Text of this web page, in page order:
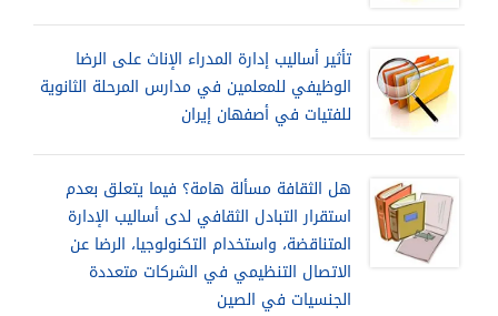
تأثير أساليب إدارة المدراء الإناث على الرضا
الوظيفي للمعلمين في مدارس المرحلة الثانوية
للفتيات في أصفهان إيران
هل الثقافة مسألة هامة؟ فيما يتعلق بعدم
استقرار التبادل الثقافي لدى أساليب الإدارة
المتناقضة، واستخدام التكنولوجيا، الرضا عن
الاتصال التنظيمي في الشركات متعددة
الجنسيات في الصين